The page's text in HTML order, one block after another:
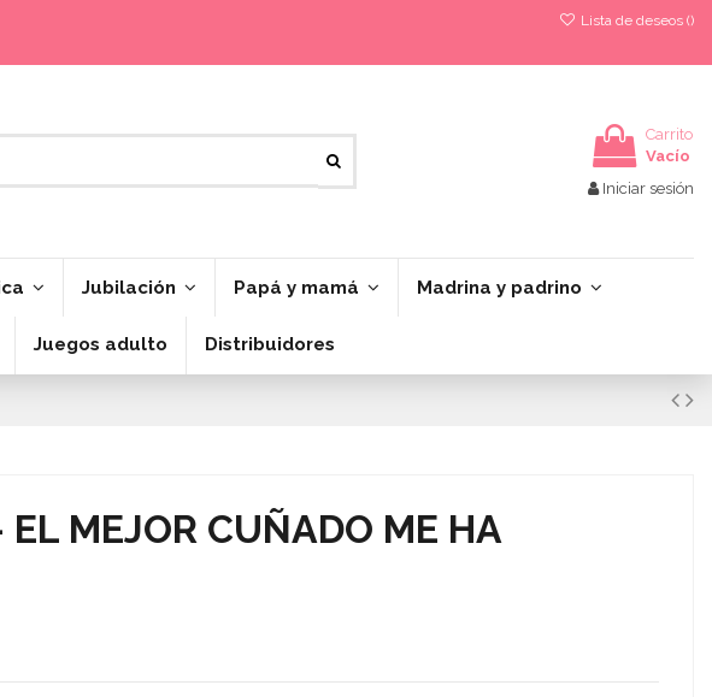
Lista de deseos ()
Carrito
Vacío
Iniciar sesión
Jubilación Papá y mamá Madrina y padrino
Juegos adulto Distribuidores
MEJOR CUÑADO ME HA